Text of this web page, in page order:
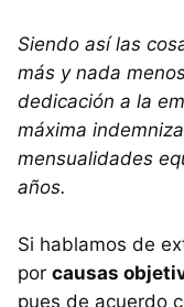
Siendo así las
más y nada
dedicación a la
máxima
mensualidades
años.
Si hablamos de
por causas
pues de acuerdo